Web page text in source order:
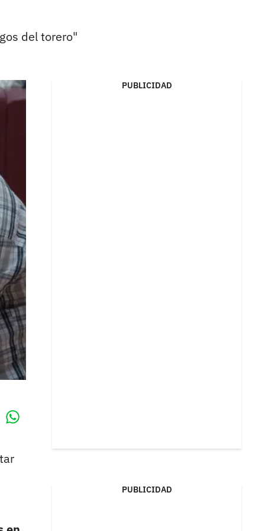
del torero"
PUBLICIDAD
PUBLICIDAD